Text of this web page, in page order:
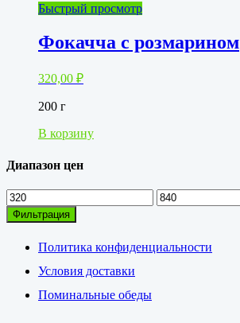
Быстрый просмотр
Фокачча с розмарином
320,00 ₽
200 г
В корзину
Диапазон цен
Минимальная
цена
Максимальная
цена
Фильтрация
Политика конфиденциальности
Условия доставки
Поминальные обеды